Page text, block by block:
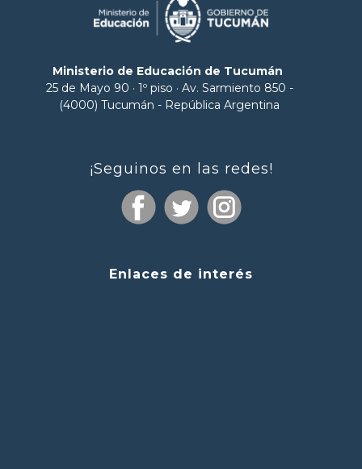
Ministerio de Educación de Tucumán
25 de Mayo 90 · 1º piso · Av. Sarmiento 850 -
(4000) Tucumán - República Argentina
¡Seguinos en las redes!
Enlaces de interés